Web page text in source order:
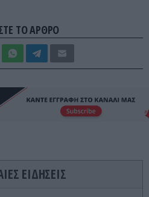
ΤΟ ΑΡΘΡΟ
ΕΙΔΗΣΕΙΣ